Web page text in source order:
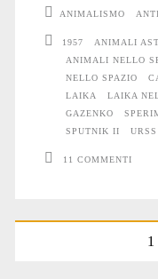
di
Laika
ANIMALISMO
1957 ANIMALI
ANIMALI NELLO
NELLO SPAZIO
LAIKA
LAIKA
GAZENKO
SPUTNIK II
URSS
11 COMMENTI
Paginazione
1